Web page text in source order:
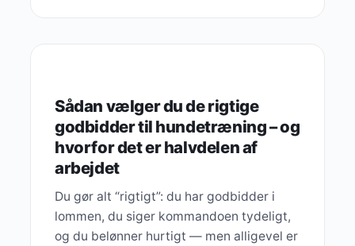
Sådan vælger du de rigtige
godbidder til hundetræning – og
hvorfor det er halvdelen af
arbejdet
Du gør alt “rigtigt”: du har godbidder i
lommen, du siger kommandoen tydeligt,
og du belønner hurtigt — men alligevel er